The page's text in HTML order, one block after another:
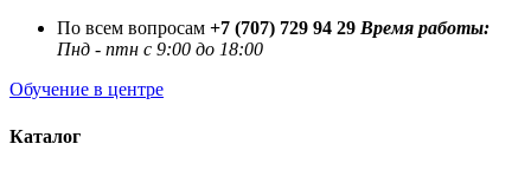
По всем вопросам +7 (707) 729 94 29 Время работы:
Пнд - птн с 9:00 до 18:00
Обучение в центре
Каталог